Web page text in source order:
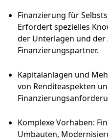
Finanzierung für
Erfordert spezielles
der Unterlagen und der
Finanzierungspartner.
Kapitalanlagen und
von Renditeaspekten
Komplexe Vorhaben:
Umbauten,